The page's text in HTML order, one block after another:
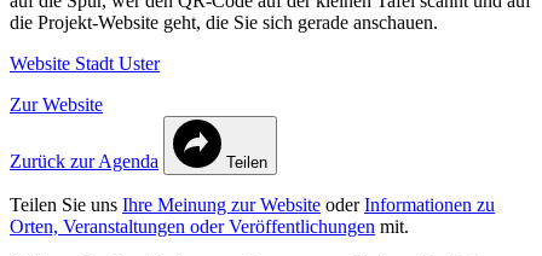
die Projekt-Website geht, die Sie sich gerade anschauen.
Website Stadt Uster
Zur Website
Zurück zur Agenda Teilen
Teilen Sie uns Ihre Meinung zur Website oderInformationen zu
Orten, Veranstaltungen oder Veröffentlichungen mit.